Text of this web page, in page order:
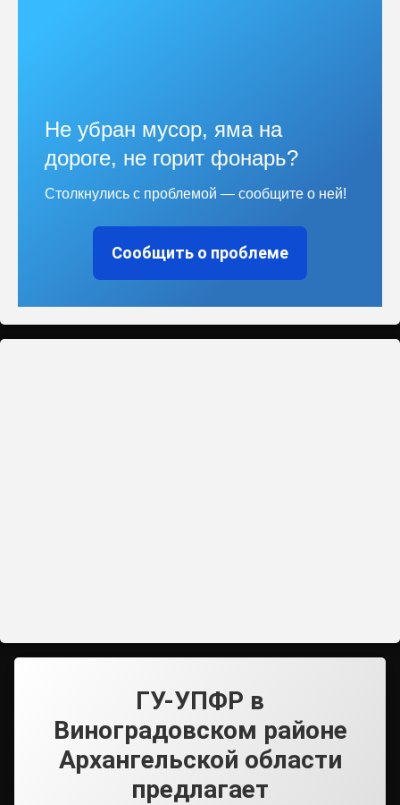
Не убран мусор, яма на
дороге, не горит фонарь?
Столкнулись с проблемой — сообщите о ней!
Сообщить о проблеме
ГУ-УПФР в
Виноградовском районе
Архангельской области
предлагает